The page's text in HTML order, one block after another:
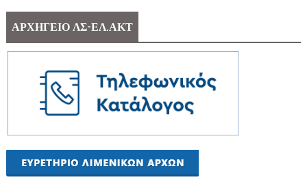
ΑΡΧΗΓΕΙΟ ΛΣ-ΕΛ.ΑΚΤ